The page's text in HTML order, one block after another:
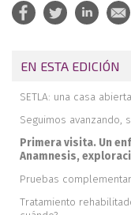
EN ESTA EDICIÓN
SETLA: una casa abierta
Seguimos avanzando,
Primera visita. Un
Anamnesis,
Pruebas
Tratamiento